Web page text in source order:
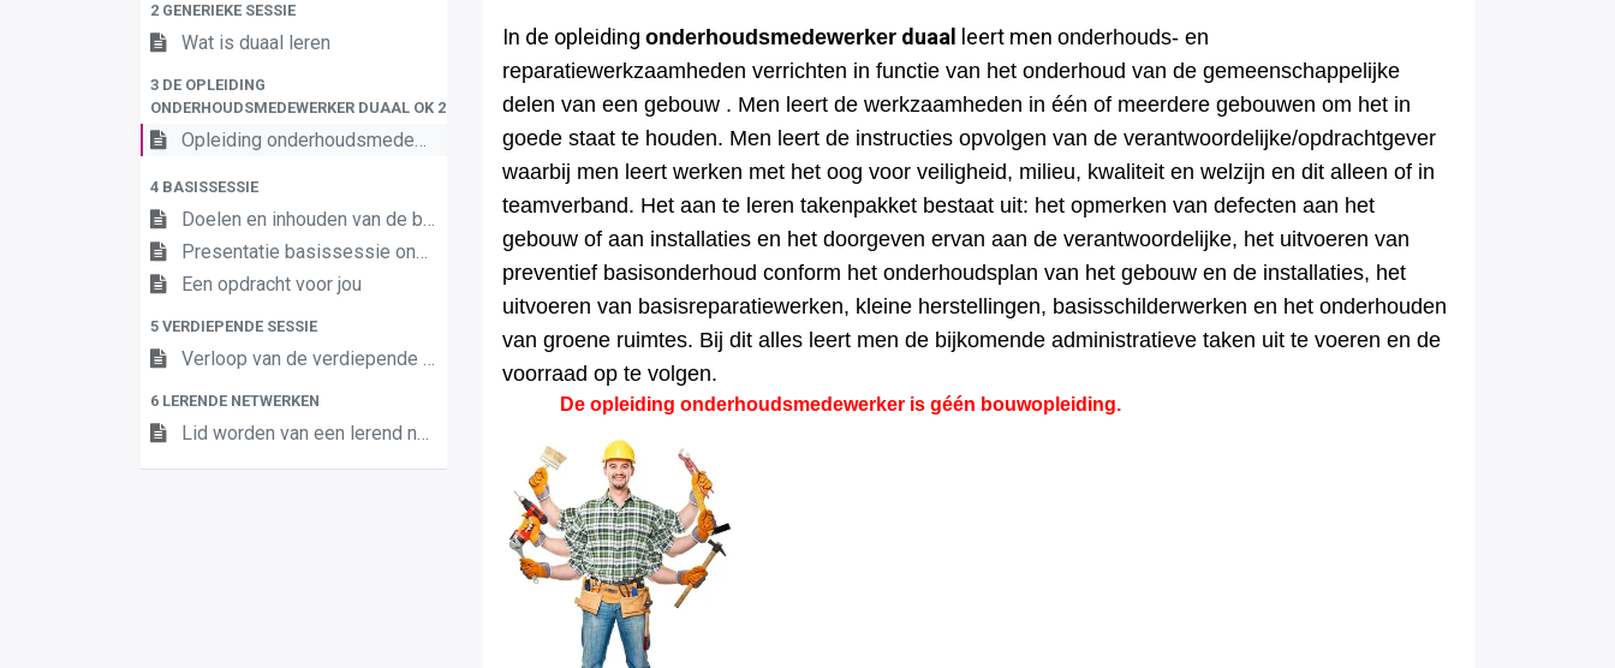
2 GENERIEKE SESSIE
Wat is duaal leren
3 DE OPLEIDING
ONDERHOUDSMEDEWERKER DUAAL OK 2
Opleiding onderhoudsmedewerker duaal OK 2
4 BASISSESSIE
Doelen en inhouden van de basissessie
Presentatie basissessie onderhoudsmedewerker duaal OK 2
Een opdracht voor jou
5 VERDIEPENDE SESSIE
Verloop van de verdiepende sessie
6 LERENDE NETWERKEN
Lid worden van een lerend netwerk - onderhoudsmedewerker duaal
In de opleiding onderhoudsmedewerker duaal leert men onderhouds- en
reparatiewerkzaamheden verrichten in functie van het onderhoud van de gemeenschappelijke
delen van een gebouw . Men leert de werkzaamheden in één of meerdere gebouwen om het in
goede staat te houden. Men leert de instructies opvolgen van de verantwoordelijke/opdrachtgever
waarbij men leert werken met het oog voor veiligheid, milieu, kwaliteit en welzijn en dit alleen of in
teamverband. Het aan te leren takenpakket bestaat uit: het opmerken van defecten aan het
gebouw of aan installaties en het doorgeven ervan aan de verantwoordelijke, het uitvoeren van
preventief basisonderhoud conform het onderhoudsplan van het gebouw en de installaties, het
uitvoeren van basisreparatiewerken, kleine herstellingen, basisschilderwerken en het onderhouden
van groene ruimtes. Bij dit alles leert men de bijkomende administratieve taken uit te voeren en de
voorraad op te volgen.
De opleiding onderhoudsmedewerker is géén bouwopleiding.